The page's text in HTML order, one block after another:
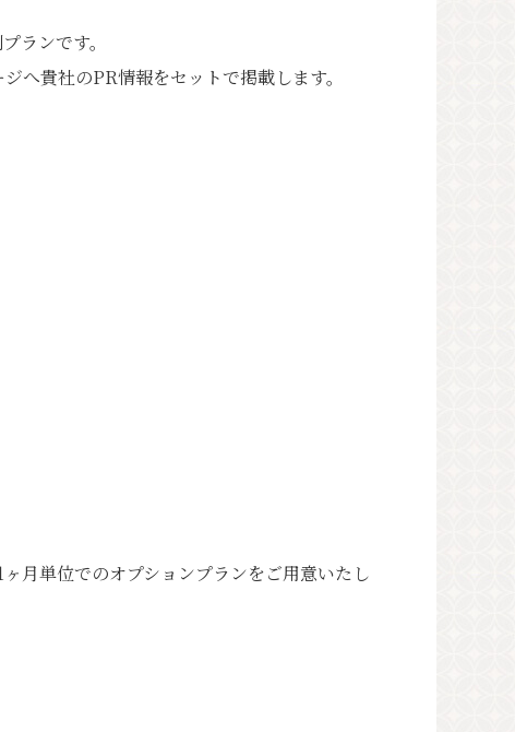
ランです。
へ貴社のPR情報をセットで掲載します。
月単位でのオプションプランをご用意いたし